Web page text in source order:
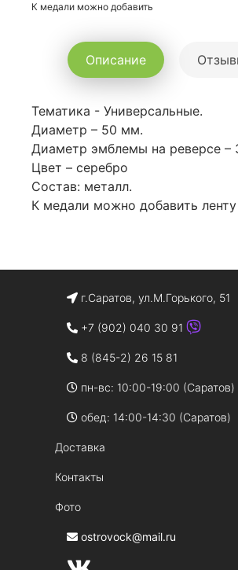
К медали можно добавить
Описание
Тематика - Универсальные.
Диаметр – 50 мм.
Диаметр эмблемы на реверсе –
Цвет – серебро
Состав: металл.
К медали можно добавить ленту
г.Саратов, ул.М.Горького, 51
+7 (902) 040 30 91
8 (845-2) 26 15 81
пн-вс: 10:00-19:00 (Саратов)
обед: 14:00-14:30 (Саратов)
Доставка
Контакты
Фото
ostrovock@mail.ru